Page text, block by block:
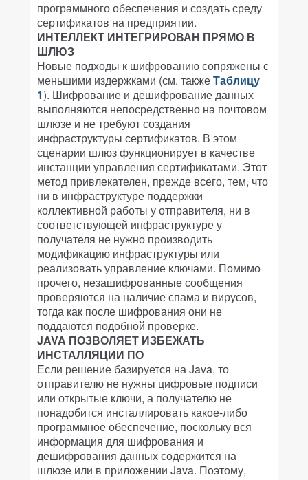
программного обеспечения и создать среду
сертификатов на предприятии.
ИНТЕЛЛЕКТ ИНТЕГРИРОВАН ПРЯМО В
ШЛЮЗ
Новые подходы к шифрованию сопряжены с
меньшими издержками (см. такжеТаблицу
1). Шифрование и дешифрование данных
выполняются непосредственно на почтовом
шлюзе и не требуют создания
инфраструктуры сертификатов. В этом
сценарии шлюз функционирует в качестве
инстанции управления сертификатами. Этот
метод привлекателен, прежде всего, тем, что
ни в инфраструктуре поддержки
коллективной работы у отправителя, ни в
соответствующей инфраструктуре у
получателя не нужно производить
модификацию инфраструктуры или
реализовать управление ключами. Помимо
прочего, незашифрованные сообщения
проверяются на наличие спама и вирусов,
тогда как после шифрования они не
поддаются подобной проверке.
JAVA ПОЗВОЛЯЕТ ИЗБЕЖАТЬ
ИНСТАЛЛЯЦИИ ПО
Если решение базируется на Java, то
отправителю не нужны цифровые подписи
или открытые ключи, а получателю не
понадобится инсталлировать какое-либо
программное обеспечение, поскольку вся
информация для шифрования и
дешифрования данных содержится на
шлюзе или в приложении Java. Поэтому,